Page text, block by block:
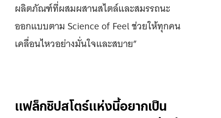
ผลิตภัณฑ์ที่ผสมผสานสไตล์และสมรรถนะ
ออกแบบตาม Science of Feel ช่วยให้ทุกคน
เคลื่อนไหวอย่างมั่นใจและสบาย”
แฟล็กชิปสโตร์แห่งนี้อยากเป็น